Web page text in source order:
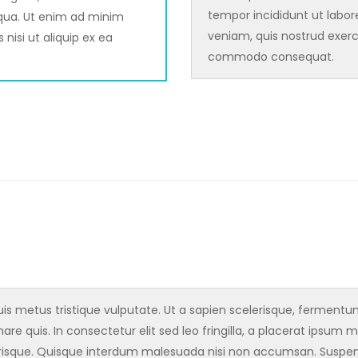
Ut enim ad minim
ut aliquip ex ea
tempor incididunt ut
veniam, quis nostrud
commodo consequat.
metus tristique vulputate. Ut a sapien scelerisque,
quis. In consectetur elit sed leo fringilla, a placerat ipsum
Quisque interdum malesuada nisi non accumsan.